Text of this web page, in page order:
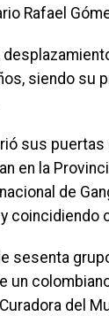
Rafael
siendo su
sus
en la
de
y
sesenta
un
del